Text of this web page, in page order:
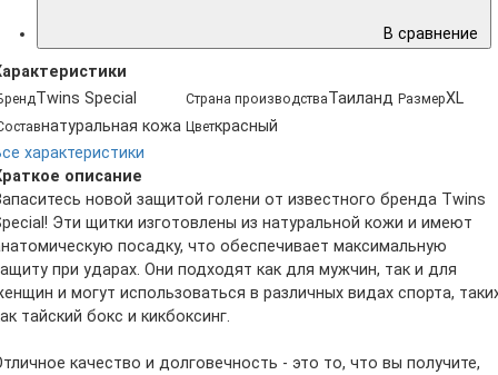
В сравнение
Twins Special Страна производстваТаиланд РазмерXL
натуральная кожа Цветкрасный
характеристики
описание
новой защитой голени от известного бренда Twins
Эти щитки изготовлены из натуральной кожи и имеют
посадку, что обеспечивает максимальную
при ударах. Они подходят как для мужчин, так и для
и могут использоваться в различных видах спорта,
тайский бокс и кикбоксинг.
качество и долговечность - это то, что вы получите,